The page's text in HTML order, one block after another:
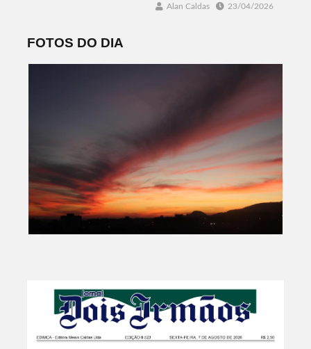
Alan Caldas 23/04/2026
FOTOS DO DIA